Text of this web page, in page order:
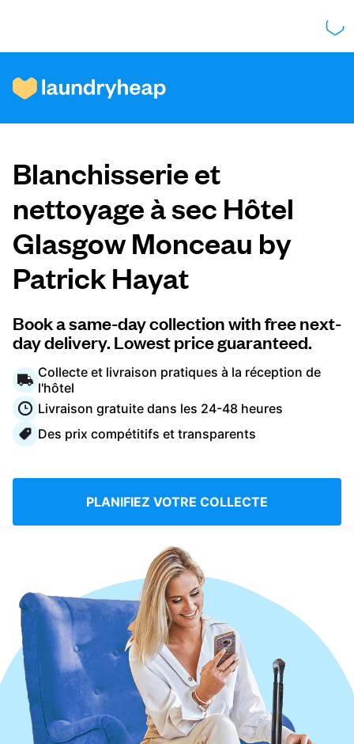
Comment ça fonctionne
Prix et services
À propos de nous
Pour les entreprises
Connectez-vous
Téléchargez notre application mobile
Suivez-nous
France FR
Blanchisserie et
nettoyage à sec Hôtel
Glasgow Monceau by
Patrick Hayat
Book a same-day collection with free next-
day delivery. Lowest price guaranteed.
Collecte et livraison pratiques à la réception de
l'hôtel
Livraison gratuite dans les 24-48 heures
Des prix compétitifs et transparents
PLANIFIEZ VOTRE COLLECTE